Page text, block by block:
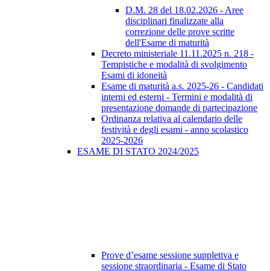
D.M. 28 del 18.02.2026 - Aree
disciplinari finalizzate alla
correzione delle prove scritte
dell'Esame di maturità
Decreto ministeriale 11.11.2025 n. 218 -
Tempistiche e modalità di svolgimento
Esami di idoneità
Esame di maturità a.s. 2025-26 - Candidati
interni ed esterni - Termini e modalità di
presentazione domande di partecipazione
Ordinanza relativa al calendario delle
festività e degli esami - anno scolastico
2025-2026
ESAME DI STATO 2024/2025
Prove d’esame sessione suppletiva e
sessione straordinaria - Esame di Stato